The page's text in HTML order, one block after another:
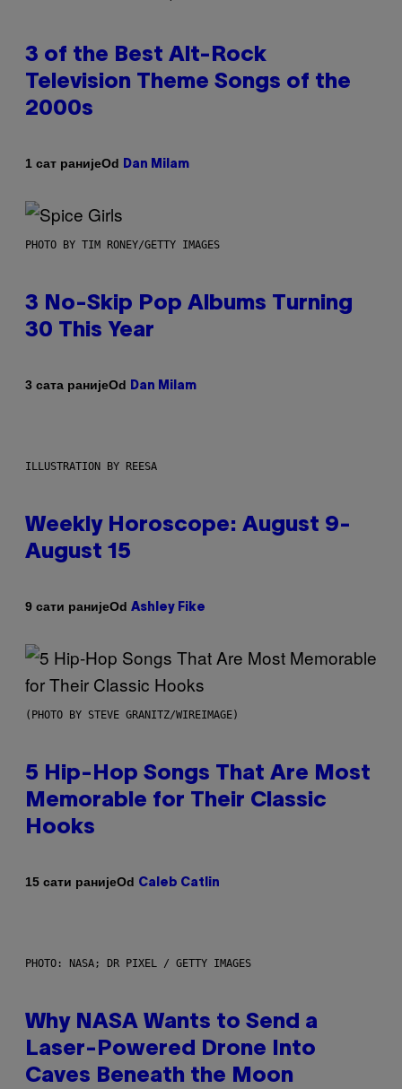
3 of the Best Alt-Rock
Television Theme Songs of the
2000s
1 сат ранијеOd Dan Milam
PHOTO BY TIM RONEY/GETTY IMAGES
3 No-Skip Pop Albums Turning
30 This Year
3 сата ранијеOd Dan Milam
ILLUSTRATION BY REESA
Weekly Horoscope: August 9-
August 15
9 сати ранијеOd Ashley Fike
(PHOTO BY STEVE GRANITZ/WIREIMAGE)
5 Hip-Hop Songs That Are Most
Memorable for Their Classic
Hooks
15 сати ранијеOd Caleb Catlin
PHOTO: NASA; DR PIXEL / GETTY IMAGES
Why NASA Wants to Send a
Laser-Powered Drone Into
Caves Beneath the Moon